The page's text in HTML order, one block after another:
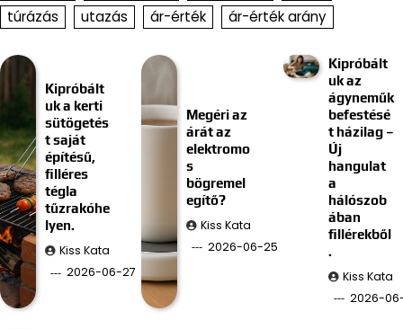
túrázás utazás ár-érték ár-érték arány
Kipróbált
uk a kerti
sütögetés
t saját
építésű,
filléres
tégla
tűzrakóhe
lyen.
Kiss Kata
2026-06-27
Megéri az
árát az
elektromo
s
bögremel
egítő?
Kiss Kata
2026-06-25
Kipróbált
uk az
ágyneműk
befestésé
t házilag –
Új
hangulat
a
hálószob
ában
fillérekből
.
Kiss Kata
2026-